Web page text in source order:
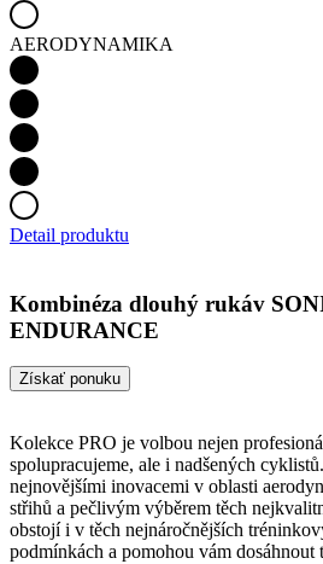
AERODYNAMIKA
Detail produktu
Kombinéza dlouhý rukáv
ENDURANCE
Získať ponuku
Kolekce PRO je volbou nejen
spolupracujeme, ale i nadšených
nejnovějšími inovacemi v oblasti
střihů a pečlivým výběrem těch
obstojí i v těch nejnáročnějších
podmínkách a pomohou vám dosáhnout